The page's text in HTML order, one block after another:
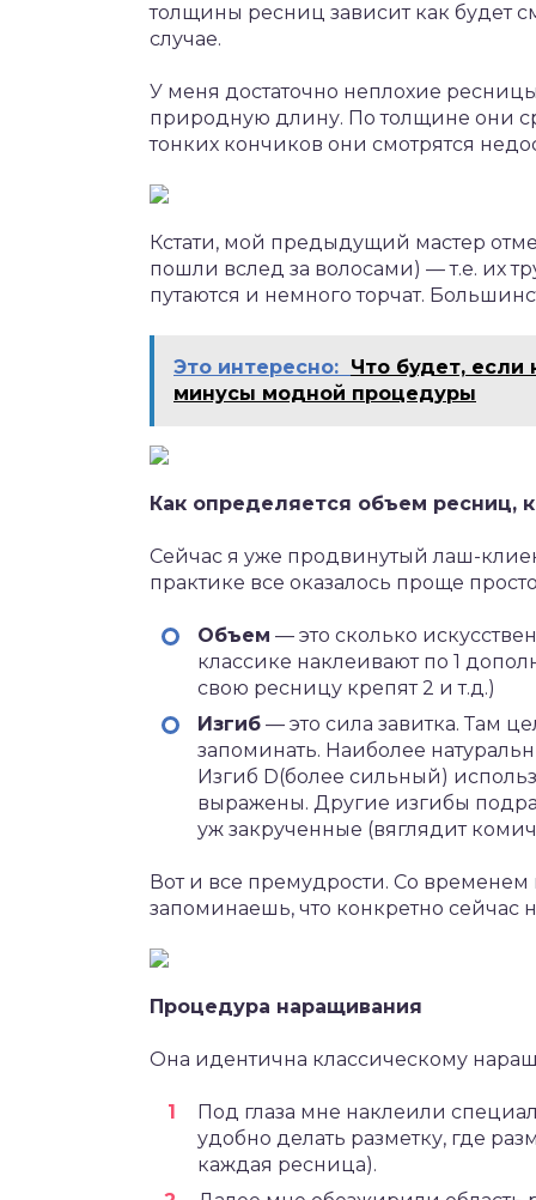
толщины ресниц зависит как будет
случае.
У меня достаточно неплохие
природную длину. По толщине они
тонких кончиков они смотрятся
Кстати, мой предыдущий мастер
пошли вслед за волосами) — т.е. их
путаются и немного торчат.
Это интересно: Что будет,
минусы модной процедуры
Как определяется объем ресниц,
Сейчас я уже продвинутый лаш-
практике все оказалось проще
Объем — это сколько
классике наклеивают по 1
свою ресницу крепят 2 и т.д.)
Изгиб — это сила завитка. Там
запоминать. Наиболее
Изгиб D(более сильный)
выражены. Другие изгибы
уж закрученные (вяглядит
Вот и все премудрости. Со
запоминаешь, что конкретно сейчас
Процедура наращивания
Она идентична классическому
Под глаза мне наклеили
удобно делать разметку, где
каждая ресница).